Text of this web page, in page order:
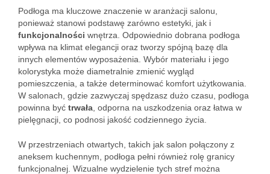
Podłoga ma kluczowe znaczenie w aranżacji salonu,
ponieważ stanowi podstawę zarówno estetyki, jak i
funkcjonalności wnętrza. Odpowiednio dobrana podłoga
wpływa na klimat elegancji oraz tworzy spójną bazę dla
innych elementów wyposażenia. Wybór materiału i jego
kolorystyka może diametralnie zmienić wygląd
pomieszczenia, a także determinować komfort użytkowania.
W salonach, gdzie zazwyczaj spędzasz dużo czasu, podłoga
powinna być trwała , odporna na uszkodzenia oraz łatwa w
pielęgnacji, co podnosi jakość codziennego życia.
W przestrzeniach otwartych, takich jak salon połączony z
aneksem kuchennym, podłoga pełni również rolę granicy
funkcjonalnej. Wizualne wydzielenie tych stref można